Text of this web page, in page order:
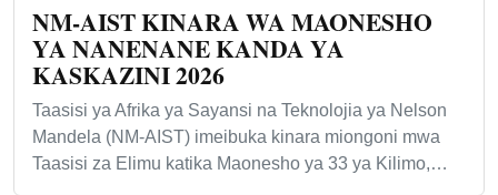
NM-AIST KINARA WA MAONESHO
YA NANENANE KANDA YA
KASKAZINI 2026
Taasisi ya Afrika ya Sayansi na Teknolojia ya Nelson
Mandela (NM-AIST) imeibuka kinara miongoni mwa
Taasisi za Elimu katika Maonesho ya 33 ya Kilimo,…